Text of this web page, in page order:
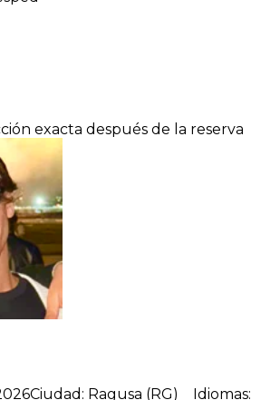
exacta después de la reserva
Ciudad : Ragusa (RG) Idiomas: